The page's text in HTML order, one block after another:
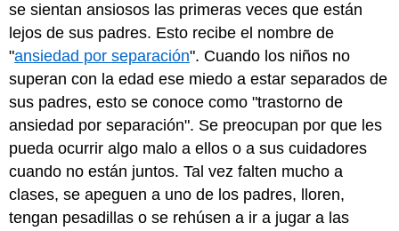
se sientan ansiosos las primeras veces que están
lejos de sus padres. Esto recibe el nombre de
"ansiedad por separación". Cuando los niños no
superan con la edad ese miedo a estar separados de
sus padres, esto se conoce como "trastorno de
ansiedad por separación". Se preocupan por que les
pueda ocurrir algo malo a ellos o a sus cuidadores
cuando no están juntos. Tal vez falten mucho a
clases, se apeguen a uno de los padres, lloren,
tengan pesadillas o se rehúsen a ir a jugar a las